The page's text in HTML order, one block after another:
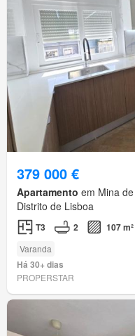
379 000 €
Apartamento em Mina
Distrito de Lisboa
T3 2 107 m²
Varanda
Há 30+ dias
PROPERSTAR